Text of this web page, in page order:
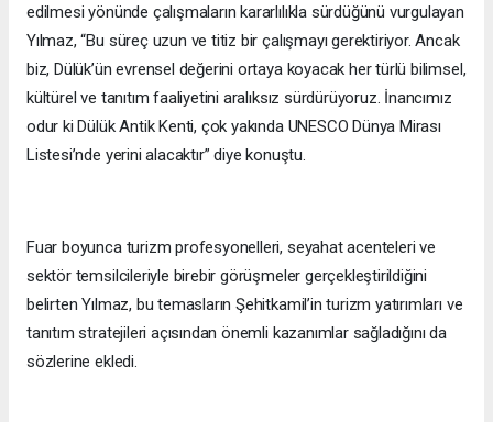
edilmesi yönünde çalışmaların kararlılıkla sürdüğünü vurgulayan
Yılmaz, “Bu süreç uzun ve titiz bir çalışmayı gerektiriyor. Ancak
biz, Dülük’ün evrensel değerini ortaya koyacak her türlü bilimsel,
kültürel ve tanıtım faaliyetini aralıksız sürdürüyoruz. İnancımız
odur ki Dülük Antik Kenti, çok yakında UNESCO Dünya Mirası
Listesi’nde yerini alacaktır” diye konuştu.
Fuar boyunca turizm profesyonelleri, seyahat acenteleri ve
sektör temsilcileriyle birebir görüşmeler gerçekleştirildiğini
belirten Yılmaz, bu temasların Şehitkamil’in turizm yatırımları ve
tanıtım stratejileri açısından önemli kazanımlar sağladığını da
sözlerine ekledi.